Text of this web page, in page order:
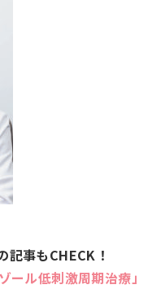
事もCHECK！
ール低刺激周期治療」